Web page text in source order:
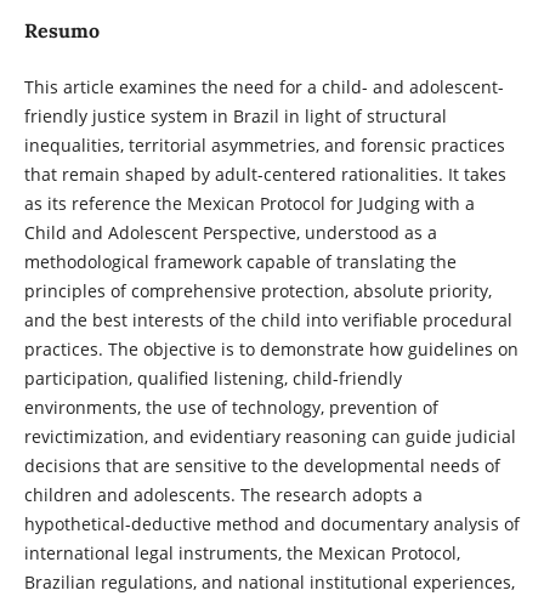
Resumo
This article examines the need for a child- and adolescent-
friendly justice system in Brazil in light of structural
inequalities, territorial asymmetries, and forensic practices
that remain shaped by adult-centered rationalities. It takes
as its reference the Mexican Protocol for Judging with a
Child and Adolescent Perspective, understood as a
methodological framework capable of translating the
principles of comprehensive protection, absolute priority,
and the best interests of the child into verifiable procedural
practices. The objective is to demonstrate how guidelines on
participation, qualified listening, child-friendly
environments, the use of technology, prevention of
revictimization, and evidentiary reasoning can guide judicial
decisions that are sensitive to the developmental needs of
children and adolescents. The research adopts a
hypothetical-deductive method and documentary analysis of
international legal instruments, the Mexican Protocol,
Brazilian regulations, and national institutional experiences,